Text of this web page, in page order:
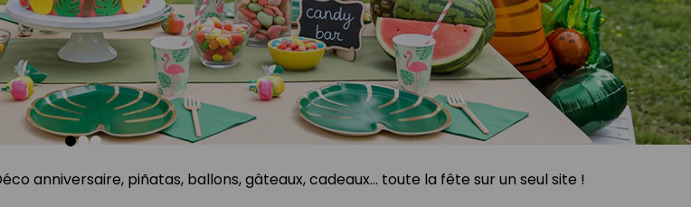
anniversaire, piñatas, ballons, gâteaux, cadeaux... toute la fête sur un seul site !